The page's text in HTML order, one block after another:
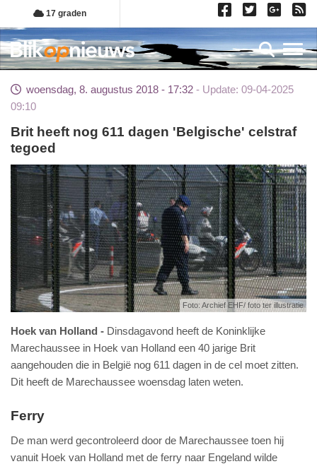
Overslaan
en
naar
de
gaan
17 graden
woensdag, 8. augustus 2018 - 17:32
Update: 09-04-2025
09:10
Brit heeft nog 611 dagen 'Belgische' celstraf
tegoed
Foto: Archief EHF/ foto ter illustratie
Hoek van Holland
Dinsdagavond heeft de Koninklijke
Marechaussee in Hoek van Holland een 40 jarige Brit
aangehouden die in België nog 611 dagen in de cel moet zitten.
Dit heeft de Marechaussee woensdag laten weten.
Ferry
De man werd gecontroleerd door de Marechaussee toen hij
vanuit Hoek van Holland met de ferry naar Engeland wilde